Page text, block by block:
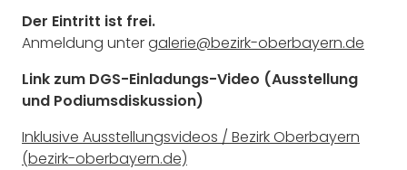
Der Eintritt ist frei.
Anmeldung untergalerie@bezirk-oberbayern.de
Link zum DGS-Einladungs-Video (Ausstellung
und Podiumsdiskussion)
Inklusive Ausstellungsvideos / Bezirk Oberbayern
(bezirk-oberbayern.de)